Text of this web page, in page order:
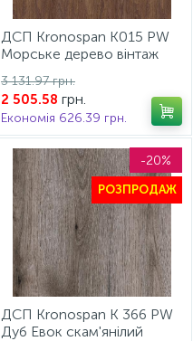
ДСП Kronospan K015 PW
Морське дерево вінтаж
2 505.58 грн.
3 131.97 грн.
Економія 626.39 грн.
-20%
РОЗПРОДАЖ
ДСП Kronospan K 366 PW
Дуб Евок скам'янілий